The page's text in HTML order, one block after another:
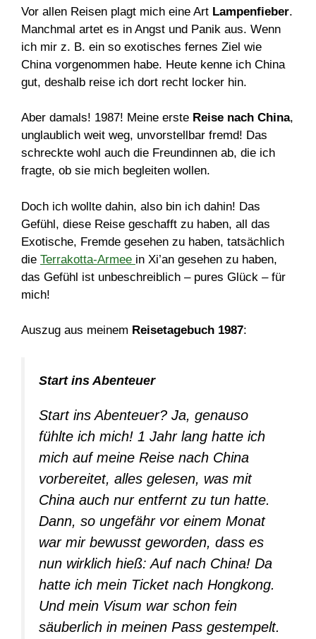
Vor allen Reisen plagt mich eine Art Lampenfieber.
Manchmal artet es in Angst und Panik aus. Wenn
ich mir z. B. ein so exotisches fernes Ziel wie
China vorgenommen habe. Heute kenne ich China
gut, deshalb reise ich dort recht locker hin.
Aber damals! 1987! Meine erste Reise nach China,
unglaublich weit weg, unvorstellbar fremd! Das
schreckte wohl auch die Freundinnen ab, die ich
fragte, ob sie mich begleiten wollen.
Doch ich wollte dahin, also bin ich dahin! Das
Gefühl, diese Reise geschafft zu haben, all das
Exotische, Fremde gesehen zu haben, tatsächlich
die Terrakotta-Armee in Xi’an gesehen zu haben,
das Gefühl ist unbeschreiblich – pures Glück – für
mich!
Auszug aus meinem Reisetagebuch 1987:
Start ins Abenteuer
Start ins Abenteuer? Ja, genauso
fühlte ich mich! 1 Jahr lang hatte ich
mich auf meine Reise nach China
vorbereitet, alles gelesen, was mit
China auch nur entfernt zu tun hatte.
Dann, so ungefähr vor einem Monat
war mir bewusst geworden, dass es
nun wirklich hieß: Auf nach China! Da
hatte ich mein Ticket nach Hongkong.
Und mein Visum war schon fein
säuberlich in meinen Pass gestempelt.